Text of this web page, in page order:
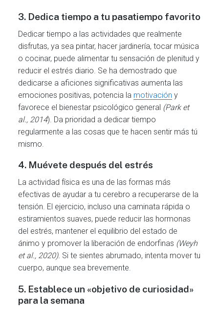
3. Dedica tiempo a tu pasatiempo favorito
Dedicar tiempo a las actividades que realmente
disfrutas, ya sea pintar, hacer jardinería, tocar música
o cocinar, puede alimentar tu sensación de plenitud y
reducir el estrés diario. Se ha demostrado que
dedicarse a aficiones significativas aumenta las
emociones positivas, potencia la motivación y
favorece el bienestar psicológico general (Park et
al., 2014). Da prioridad a dedicar tiempo
regularmente a las cosas que te hacen sentir más tú
mismo.
4. Muévete después del estrés
La actividad física es una de las formas más
efectivas de ayudar a tu cerebro a recuperarse de la
tensión. El ejercicio, incluso una caminata rápida o
estiramientos suaves, puede reducir las hormonas
del estrés, mantener el equilibrio del estado de
ánimo y promover la liberación de endorfinas (Weyh
et al., 2020). Si te sientes abrumado, intenta mover tu
cuerpo, aunque sea brevemente.
5. Establece un «objetivo de curiosidad»
para la semana